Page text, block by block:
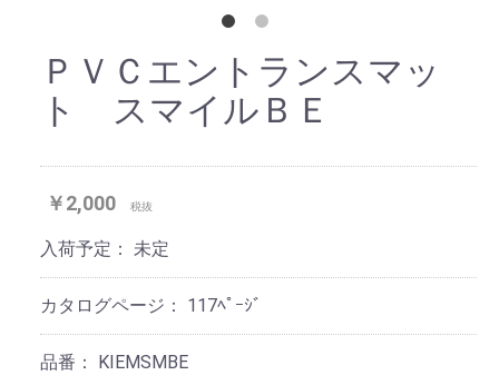
ＰＶＣエントランスマッ
ト スマイルＢＥ
￥2,000 税抜
入荷予定： 未定
カタログページ： 117ﾍﾟｰｼﾞ
品番： KIEMSMBE